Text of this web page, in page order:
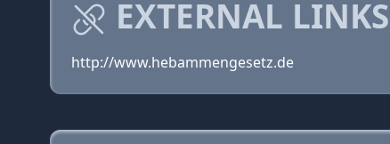
EXTERNAL
http://www.hebammengesetz.de